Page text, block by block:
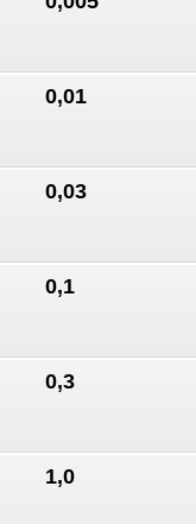
0,01
0,03
0,1
0,3
1,0